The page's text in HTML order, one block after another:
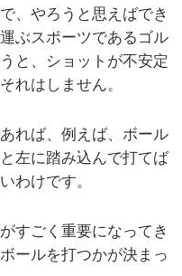
、やろうと思えばでき
ぶスポーツであるゴル
と、ショットが不安定
れはしません。
れば、例えば、ボール
左に踏み込んで打てば
わけです。
すごく重要になってき
ールを打つかが決まっ